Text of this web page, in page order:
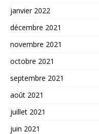
janvier 2022
décembre 2021
novembre 2021
octobre 2021
septembre 2021
août 2021
juillet 2021
juin 2021